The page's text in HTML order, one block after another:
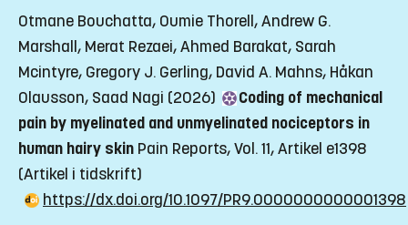
Otmane Bouchatta, Oumie Thorell, Andrew G.
Marshall, Merat Rezaei, Ahmed Barakat, Sarah
Mcintyre, Gregory J. Gerling, David A. Mahns, Håkan
Olausson, Saad Nagi (2026)
Coding of mechanical
pain by myelinated and unmyelinated nociceptors in
human hairy skin Pain Reports, Vol. 11, Artikel e1398
(Artikel i tidskrift)
https://dx.doi.org/10.1097/PR9.0000000000001398